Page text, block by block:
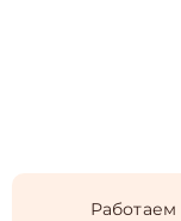
Работаем